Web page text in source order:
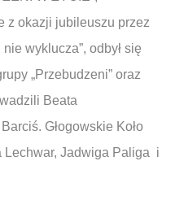
z okazji jubileuszu przez
wyklucza”, odbył się
„Przebudzeni” oraz
Beata
Głogowskie Koło
Lechwar, Jadwiga Paliga i